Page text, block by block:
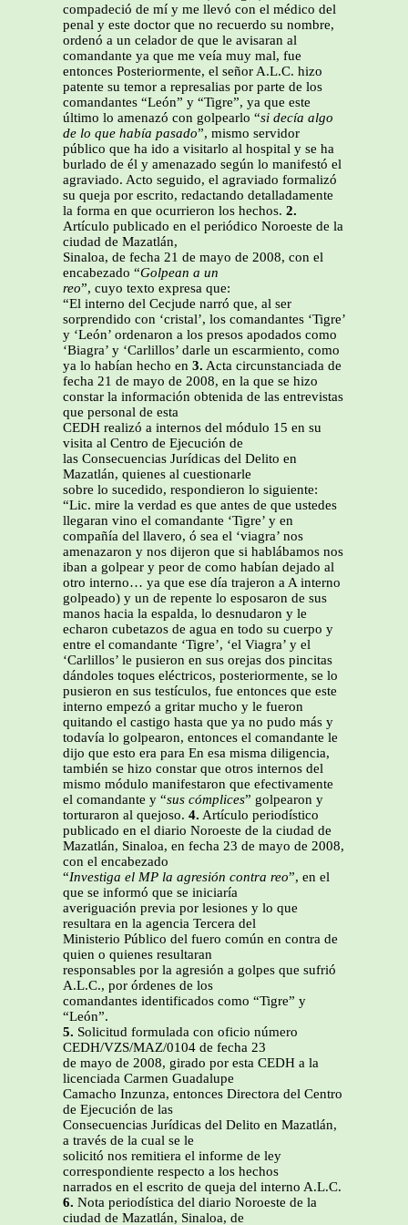
compadeció de mí y me llevó con el médico del
penal y este doctor que no recuerdo su nombre,
ordenó a un celador de que le avisaran al
comandante ya que me veía muy mal, fue
entonces Posteriormente, el señor A.L.C. hizo
patente su temor a represalias por parte de los
comandantes “León” y “Tigre”, ya que este
último lo amenazó con golpearlo “si decía algo
de lo que había pasado”, mismo servidor
público que ha ido a visitarlo al hospital y se ha
burlado de él y amenazado según lo manifestó el
agraviado. Acto seguido, el agraviado formalizó
su queja por escrito, redactando detalladamente
la forma en que ocurrieron los hechos. 2.
Artículo publicado en el periódico Noroeste de la
ciudad de Mazatlán,
Sinaloa, de fecha 21 de mayo de 2008, con el
encabezado “Golpean a un
reo”, cuyo texto expresa que:
“El interno del Cecjude narró que, al ser
sorprendido con ‘cristal’, los comandantes ‘Tigre’
y ‘León’ ordenaron a los presos apodados como
‘Biagra’ y ‘Carlillos’ darle un escarmiento, como
ya lo habían hecho en 3. Acta circunstanciada de
fecha 21 de mayo de 2008, en la que se hizo
constar la información obtenida de las entrevistas
que personal de esta
CEDH realizó a internos del módulo 15 en su
visita al Centro de Ejecución de
las Consecuencias Jurídicas del Delito en
Mazatlán, quienes al cuestionarle
sobre lo sucedido, respondieron lo siguiente:
“Lic. mire la verdad es que antes de que ustedes
llegaran vino el comandante ‘Tigre’ y en
compañía del llavero, ó sea el ‘viagra’ nos
amenazaron y nos dijeron que si hablábamos nos
iban a golpear y peor de como habían dejado al
otro interno… ya que ese día trajeron a A interno
golpeado) y un de repente lo esposaron de sus
manos hacia la espalda, lo desnudaron y le
echaron cubetazos de agua en todo su cuerpo y
entre el comandante ‘Tigre’, ‘el Viagra’ y el
‘Carlillos’ le pusieron en sus orejas dos pincitas
dándoles toques eléctricos, posteriormente, se lo
pusieron en sus testículos, fue entonces que este
interno empezó a gritar mucho y le fueron
quitando el castigo hasta que ya no pudo más y
todavía lo golpearon, entonces el comandante le
dijo que esto era para En esa misma diligencia,
también se hizo constar que otros internos del
mismo módulo manifestaron que efectivamente
el comandante y “sus cómplices” golpearon y
torturaron al quejoso. 4. Artículo periodístico
publicado en el diario Noroeste de la ciudad de
Mazatlán, Sinaloa, en fecha 23 de mayo de 2008,
con el encabezado
“Investiga el MP la agresión contra reo”, en el
que se informó que se iniciaría
averiguación previa por lesiones y lo que
resultara en la agencia Tercera del
Ministerio Público del fuero común en contra de
quien o quienes resultaran
responsables por la agresión a golpes que sufrió
A.L.C., por órdenes de los
comandantes identificados como “Tigre” y
“León”.
5. Solicitud formulada con oficio número
CEDH/VZS/MAZ/0104 de fecha 23
de mayo de 2008, girado por esta CEDH a la
licenciada Carmen Guadalupe
Camacho Inzunza, entonces Directora del Centro
de Ejecución de las
Consecuencias Jurídicas del Delito en Mazatlán,
a través de la cual se le
solicitó nos remitiera el informe de ley
correspondiente respecto a los hechos
narrados en el escrito de queja del interno A.L.C.
6. Nota periodística del diario Noroeste de la
ciudad de Mazatlán, Sinaloa, de